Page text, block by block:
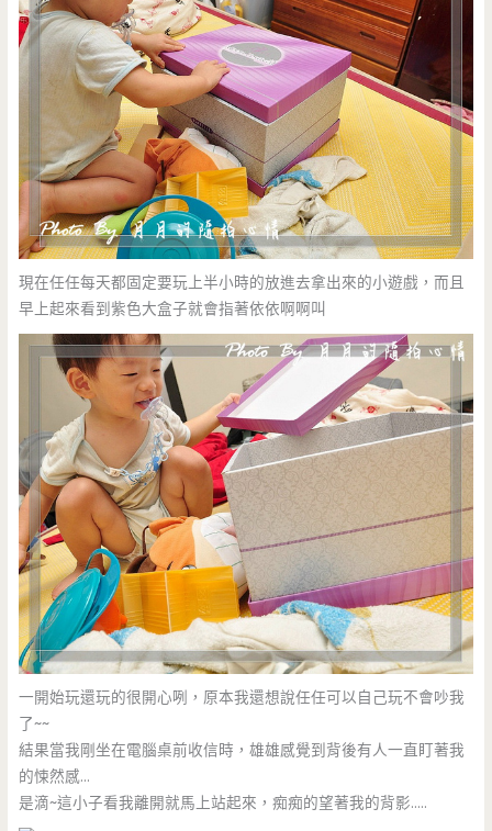
現在任任每天都固定要玩上半小時的放進去拿出來的小遊戲，而且
早上起來看到紫色大盒子就會指著依依啊啊叫
一開始玩還玩的很開心咧，原本我還想說任任可以自己玩不會吵我
了~~
結果當我剛坐在電腦桌前收信時，雄雄感覺到背後有人一直盯著我
的悚然感…
是滴~這小子看我離開就馬上站起來，痴痴的望著我的背影…..